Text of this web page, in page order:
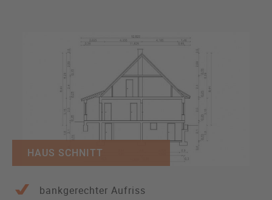
HAUS SCHNITT
bankgerechter Aufriss